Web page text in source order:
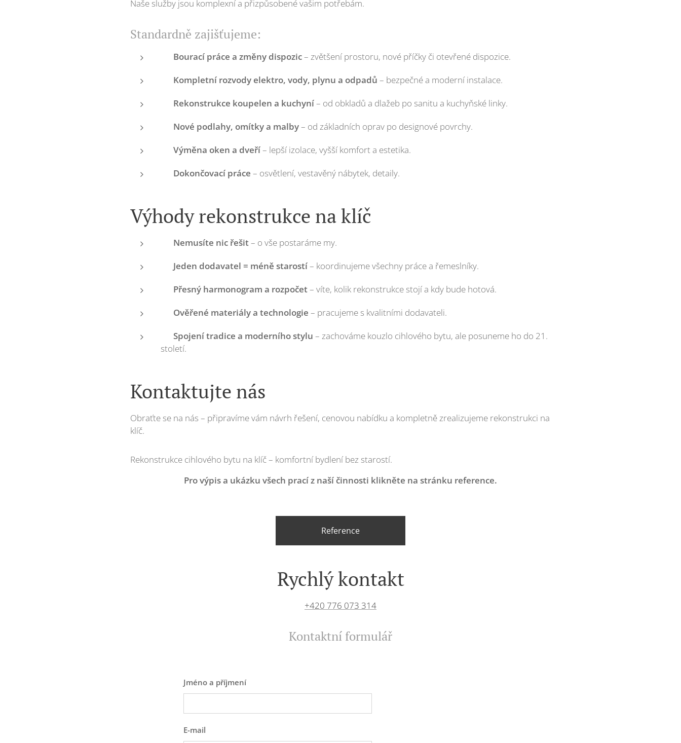
Naše služby jsou komplexní a přizpůsobené vašim potřebám.
Standardně zajišťujeme:
Bourací práce a změny dispozic– zvětšení prostoru, nové příčky či otevřené dispozice.
Kompletní rozvody elektro, vody, plynu a odpadů – bezpečné a moderní instalace.
Rekonstrukce koupelen a kuchyní– od obkladů a dlažeb po sanitu a kuchyňské linky.
Nové podlahy, omítky a malby– od základních oprav po designové povrchy.
Výměna oken a dveří– lepší izolace, vyšší komfort a estetika.
Dokončovací práce – osvětlení, vestavěný nábytek, detaily.
Výhody rekonstrukce na klíč
Nemusíte nic řešit– o vše postaráme my.
Jeden dodavatel = méně starostí– koordinujeme všechny práce a řemeslníky.
Přesný harmonogram a rozpočet– víte, kolik rekonstrukce stojí a kdy bude hotová.
Ověřené materiály a technologie – pracujeme s kvalitními dodavateli.
Spojení tradice a moderního stylu – zachováme kouzlo cihlového bytu, ale posuneme ho do 21.
století.
Kontaktujte nás
Obraťte se na nás – připravíme vám návrh řešení, cenovou nabídku a kompletně zrealizujeme rekonstrukci na
klíč.
Rekonstrukce cihlového bytu na klíč – komfortní bydlení bez starostí.
Pro výpis a ukázku všech prací z naší činnosti klikněte na stránku reference.
Reference
Rychlý kontakt
+420 776 073 314
Kontaktní formulář
Jméno a příjmení
E-mail